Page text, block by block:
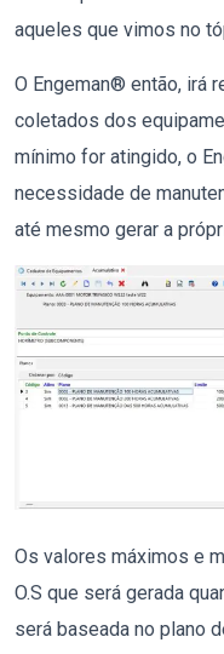
aqueles que vimos no
O Engeman® então, irá
coletados dos
mínimo for atingido, o
necessidade de
até mesmo gerar a
Os valores máximos e
O.S que será gerada
será baseada no plano